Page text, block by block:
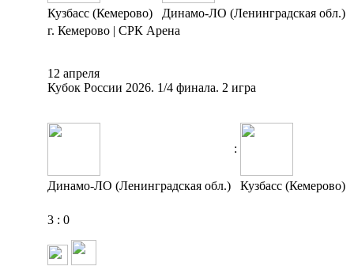
Кузбасс (Кемерово)
Динамо-ЛО (Ленинградская обл.)
г. Кемерово | СРК Арена
12 апреля
Кубок России 2026. 1/4 финала. 2 игра
:
Динамо-ЛО (Ленинградская обл.) Кузбасс (Кемерово)
3 : 0